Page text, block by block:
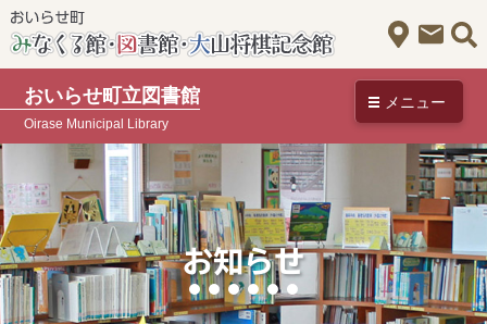
アクセス
お問
おいらせ町立図書館
Oirase Municipal Library
メニュー
お知らせ